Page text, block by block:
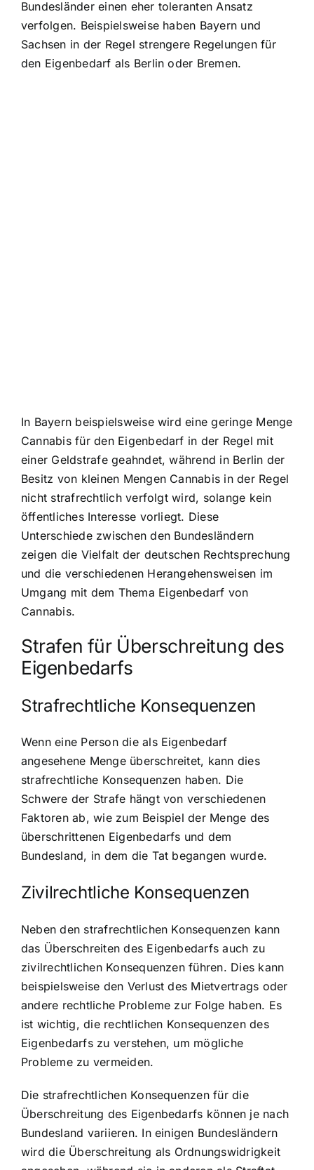
Bundesländer einen eher toleranten Ansatz
verfolgen. Beispielsweise haben Bayern und
Sachsen in der Regel strengere Regelungen für
den Eigenbedarf als Berlin oder Bremen.
In Bayern beispielsweise wird eine geringe Menge
Cannabis für den Eigenbedarf in der Regel mit
einer Geldstrafe geahndet, während in Berlin der
Besitz von kleinen Mengen Cannabis in der Regel
nicht strafrechtlich verfolgt wird, solange kein
öffentliches Interesse vorliegt. Diese
Unterschiede zwischen den Bundesländern
zeigen die Vielfalt der deutschen Rechtsprechung
und die verschiedenen Herangehensweisen im
Umgang mit dem Thema Eigenbedarf von
Cannabis.
Strafen für Überschreitung des
Eigenbedarfs
Strafrechtliche Konsequenzen
Wenn eine Person die als Eigenbedarf
angesehene Menge überschreitet, kann dies
strafrechtliche Konsequenzen haben. Die
Schwere der Strafe hängt von verschiedenen
Faktoren ab, wie zum Beispiel der Menge des
überschrittenen Eigenbedarfs und dem
Bundesland, in dem die Tat begangen wurde.
Zivilrechtliche Konsequenzen
Neben den strafrechtlichen Konsequenzen kann
das Überschreiten des Eigenbedarfs auch zu
zivilrechtlichen Konsequenzen führen. Dies kann
beispielsweise den Verlust des Mietvertrags oder
andere rechtliche Probleme zur Folge haben. Es
ist wichtig, die rechtlichen Konsequenzen des
Eigenbedarfs zu verstehen, um mögliche
Probleme zu vermeiden.
Die strafrechtlichen Konsequenzen für die
Überschreitung des Eigenbedarfs können je nach
Bundesland variieren. In einigen Bundesländern
wird die Überschreitung als Ordnungswidrigkeit